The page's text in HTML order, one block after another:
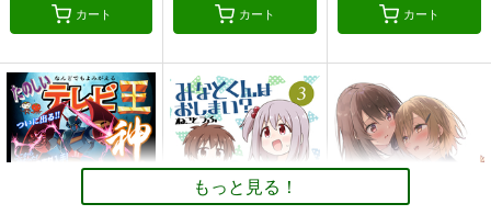
カート カート カート
もっと見る！